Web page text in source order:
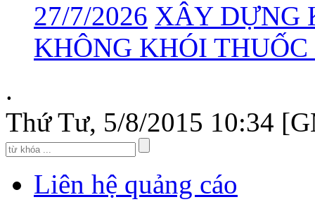
27/7/2026 XÂY DỰNG
KHÔNG KHÓI THUỐC
.
Thứ Tư, 5/8/2015 10:34
Liên hệ quảng cáo